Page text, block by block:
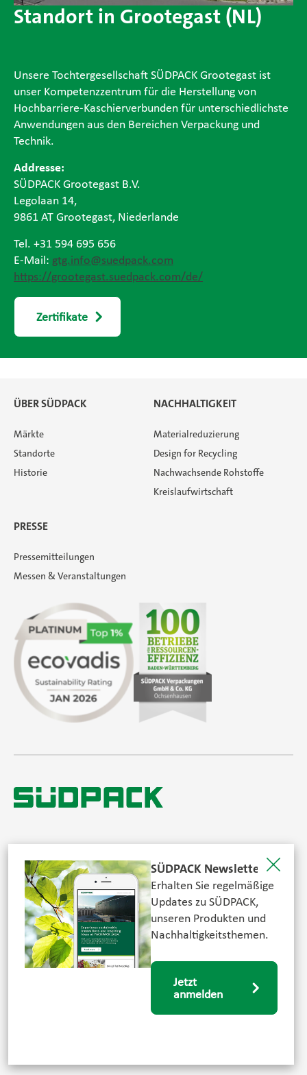
Compounds
Benötigen Sie Hilfe?
Kontakt
Magazine
Karriere
Standort in Grootegast (NL)
Unsere Tochtergesellschaft SÜDPACK Grootegast ist
unser Kompetenzzentrum für die Herstellung von
Hochbarriere-Kaschierverbunden für unterschiedlichste
Anwendungen aus den Bereichen Verpackung und
Technik.
Addresse:
SÜDPACK Grootegast B.V.
Legolaan 14,
9861 AT Grootegast, Niederlande
Tel. +31 594 695 656
E-Mail: gtg.info@suedpack.com
https://grootegast.suedpack.com/de/
Zertifikate
ÜBER SÜDPACK
Märkte
Standorte
Historie
NACHHALTIGKEIT
Materialreduzierung
Design for Recycling
Nachwachsende Rohstoffe
Kreislaufwirtschaft
PRESSE
Pressemitteilungen
Messen & Veranstaltungen
Datenschutz
AGB
Impressum
Newsletter
Karriere
SÜDPACK Newsletter
Erhalten Sie regelmäßige
Updates zu SÜDPACK,
unseren Produkten und
Nachhaltigkeitsthemen.
Jetzt
anmelden